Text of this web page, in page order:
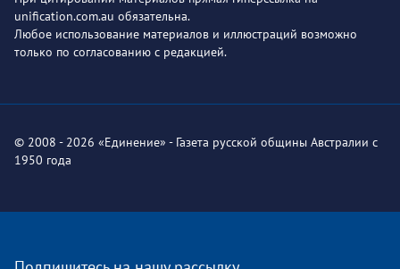
unification.com.au обязательна.
Любое использование материалов и иллюстраций возможно
только по согласованию с редакцией.
© 2008 - 2026 «Единение» - Газета русской общины Австралии с
1950 года